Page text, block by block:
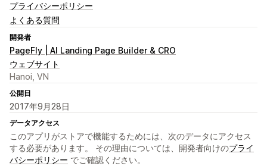
プライバシーポリシー
よくある質問
開発者
PageFly | AI Landing Page Builder & CRO
ウェブサイト
Hanoi, VN
公開日
2017年9月28日
データアクセス
このアプリがストアで機能するためには、次のデータにアクセス
する必要があります。 その理由については、開発者向けのプライ
バシーポリシー でご確認ください。